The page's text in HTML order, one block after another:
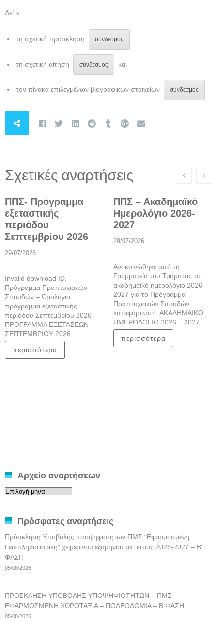
Δείτε:
τη σχετική πρόσκληση σύνδεσμος
τη σχετική αίτηση σύνδεσμος και
τον πίνακα επιλεγμένων βιογραφικών στοιχείων σύνδεσμος
Σχετικές αναρτήσεις
ΠΠΣ- Πρόγραμμα
εξεταστικής
περιόδου
Σεπτεμβρίου 2026
29/07/2026
Invalid download ID.
Πρόγραμμα Προπτυχιακών
Σπουδών – Ωρολόγιο
πρόγραμμα εξεταστικής
περιόδου Σεπτεμβρίου 2026
ΠΡΟΓΡΑΜΜΑ ΕΞΕΤΑΣΕΩΝ
ΣΕΠΤΕΜΒΡΙΟΥ 2026
περισσότερα
ΠΠΣ – Ακαδημαϊκό
Ημερολόγιο 2026-
2027
29/07/2026
Ανακοινώθηκε από τη
Γραμματεία του Τμήματος το
ακαδημαϊκό ημερολόγιο 2026-
2027 για το Πρόγραμμα
Προπτυχιακών Σπουδών:
καταφόρτωση ΑΚΑΔΗΜΑΙΚΟ
ΗΜΕΡΟΛΟΓΙΟ 2026 – 2027
περισσότερα
Αρχείο αναρτήσεων
Αρχείο
Πρόσφατες αναρτήσεις
Πρόσκληση Υποβολής υποψηφιοτήτων ΠΜΣ “Εφαρμοσμένη
Γεωπληροφορική” χειμερινού εξαμήνου ακ. έτους 2026-2027 – Β’
ΦΑΣΗ
05/08/2026
ΠΡΟΣΚΛΗΣΗ ΥΠΟΒΟΛΗΣ ΥΠΟΨΗΦΙΟΤΗΤΩΝ – ΠΜΣ
ΕΦΑΡΜΟΣΜΕΝΗ ΧΩΡΟΤΑΞΙΑ – ΠΟΛΕΟΔΟΜΙΑ – Β ΦΑΣΗ
05/08/2026